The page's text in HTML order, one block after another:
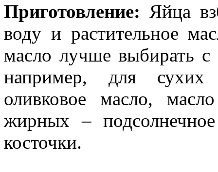
Приготовление: Яйца
воду и растительное
масло лучше выбирать с
например, для сухих
оливковое масло,
жирных –
косточки.